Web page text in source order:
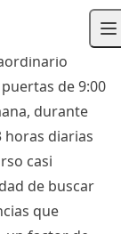
Su
la más
de 9:00
durante
horas diarias
casi
de buscar
que